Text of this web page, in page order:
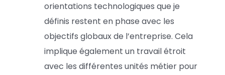
orientations technologiques que je
définis restent en phase avec les
objectifs globaux de l’entreprise. Cela
implique également un travail étroit
avec les différentes unités métier pour